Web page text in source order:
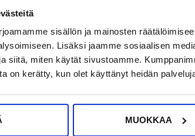
sisällön ja mainosten
Lisäksi jaamme sosiaalisen
siitä, miten käytät sivustoamme.
on kerätty, kun olet käyttänyt heidän
MUOKKAA